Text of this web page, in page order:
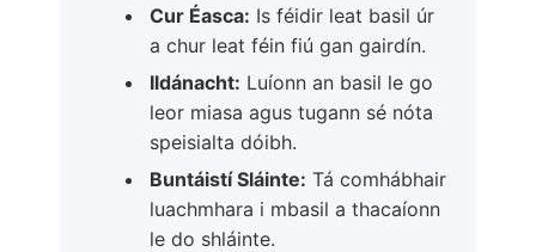
Cur Éasca: Is féidir leat basil úr
a chur leat féin fiú gan gairdín.
Ildánacht: Luíonn an basil le go
leor miasa agus tugann sé nóta
speisialta dóibh.
Buntáistí Sláinte: Tá comhábhair
luachmhara i mbasil a thacaíonn
le do shláinte.